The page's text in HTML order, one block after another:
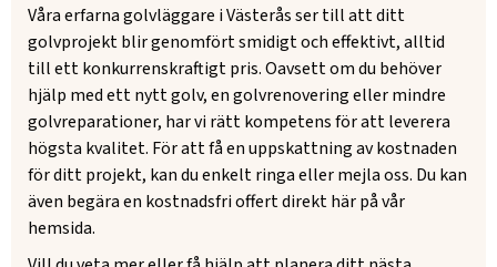
Våra erfarna golvläggare i Västerås ser till att ditt
golvprojekt blir genomfört smidigt och effektivt, alltid
till ett konkurrenskraftigt pris. Oavsett om du behöver
hjälp med ett nytt golv, en golvrenovering eller mindre
golvreparationer, har vi rätt kompetens för att leverera
högsta kvalitet. För att få en uppskattning av kostnaden
för ditt projekt, kan du enkelt ringa eller mejla oss. Du kan
även begära en kostnadsfri offert direkt här på vår
hemsida.